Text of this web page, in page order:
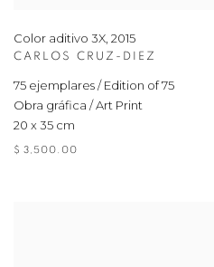
Color aditivo 3X, 2015
CARLOS CRUZ-DIEZ
75 ejemplares / Edition of 75
Obra gráfica / Art Print
20 x 35 cm
$ 3,500.00